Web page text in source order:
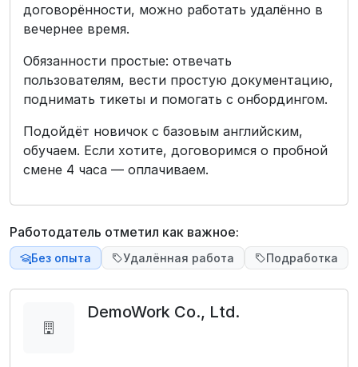
договорённости, можно работать удалённо в
вечернее время.
Обязанности простые: отвечать
пользователям, вести простую документацию,
поднимать тикеты и помогать с онбордингом.
Подойдёт новичок с базовым английским,
обучаем. Если хотите, договоримся о пробной
смене 4 часа — оплачиваем.
Работодатель отметил как важное:
Без опыта Удалённая работа Подработка
DemoWork Co., Ltd.